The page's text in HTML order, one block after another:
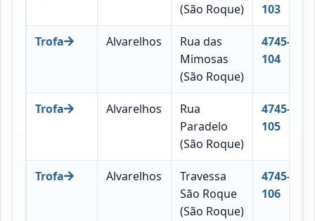
(São Roque)
103
Trofa Alvarelhos
Rua das
Mimosas
(São Roque)
4745-
104
Trofa Alvarelhos
Rua
Paradelo
(São Roque)
4745-
105
Trofa Alvarelhos
Travessa
São Roque
(São Roque)
4745-
106